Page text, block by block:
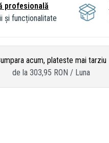
profesională
și funcționalitate
acum, plateste mai tarziu
de la 303,95 RON / Luna